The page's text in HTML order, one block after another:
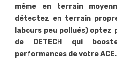
même en terrain
détectez en terrain
labours peu pollués) optez
de DETECH qui
performances de votre ACE.